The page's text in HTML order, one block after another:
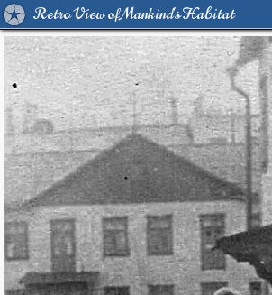
Retro View of Mankind's Habitat